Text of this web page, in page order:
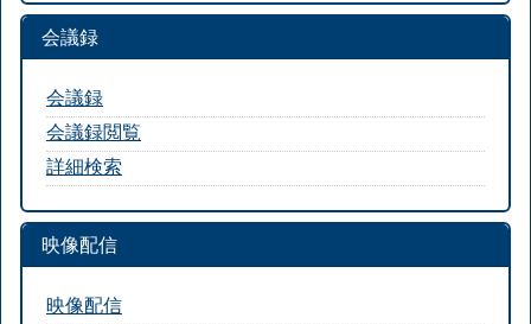
会議録
会議録
会議録閲覧
詳細検索
映像配信
映像配信